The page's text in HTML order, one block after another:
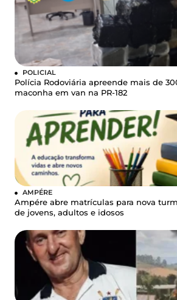
POLICIAL
Polícia Rodoviária apreende mais de
maconha em van na PR-182
AMPÉRE
Ampére abre matrículas para nova
de jovens, adultos e idosos